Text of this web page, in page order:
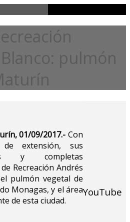
pulmón
01/09/2017.- Con
extensión, sus
y completas
Recreación Andrés
pulmón vegetal de
Monagas, y el área
de esta ciudad.
YouTube